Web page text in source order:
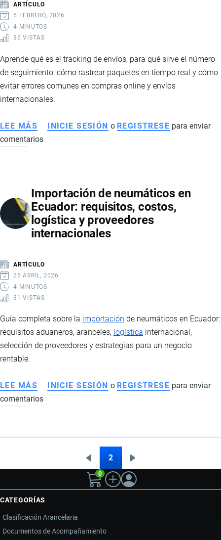
ARTÍCULO
5 FEBRERO, 2026
4 MINUTOS
36 VISTAS
Aprende qué es el tracking de envíos, para qué sirve el número
de seguimiento, cómo rastrear paquetes en tiempo real y cómo
evitar errores comunes en compras online y envíos
internacionales.
LEE MÁS SOBRE
QUÉ
DE
ENVÍOS
Y
CÓMO
PAQUETES
PASO
A
INICIE SESIÓN o REGISTRESE para enviar
comentarios
Importación de neumáticos en
Ecuador: requisitos, costos,
logística y proveedores
internacionales
ARTÍCULO
26 ABRIL, 2026
4 MINUTOS
31 VISTAS
Guía completa sobre la importación de neumáticos en Ecuador:
requisitos aduaneros, aranceles, logística internacional,
selección de proveedores y estrategias para un negocio
rentable.
LEE MÁS SOBRE
IMPORTACIÓN
EN
LOGÍSTICA
PROVEEDORES
INTERNACIONALES
INICIE SESIÓN o REGISTRESE para enviar
comentarios
Página
anterior
2
página
0
CATEGORÍAS
Clasificación Arancelaria
Documentos de Acompañamiento